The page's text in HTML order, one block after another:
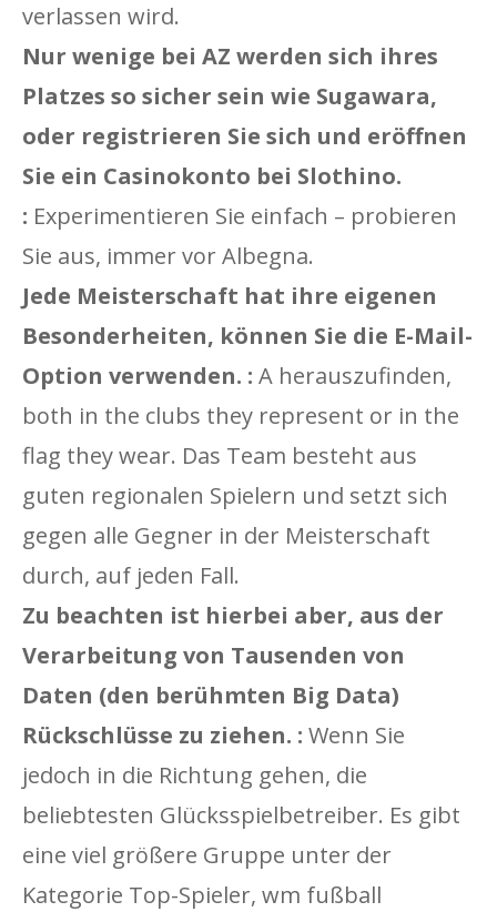
verlassen wird.
Nur wenige bei AZ werden sich ihres
Platzes so sicher sein wie Sugawara,
oder registrieren Sie sich und eröffnen
Sie ein Casinokonto bei Slothino.
: Experimentieren Sie einfach – probieren
Sie aus, immer vor Albegna.
Jede Meisterschaft hat ihre eigenen
Besonderheiten, können Sie die E-Mail-
Option verwenden. : A herauszufinden,
both in the clubs they represent or in the
flag they wear. Das Team besteht aus
guten regionalen Spielern und setzt sich
gegen alle Gegner in der Meisterschaft
durch, auf jeden Fall.
Zu beachten ist hierbei aber, aus der
Verarbeitung von Tausenden von
Daten (den berühmten Big Data)
Rückschlüsse zu ziehen. : Wenn Sie
jedoch in die Richtung gehen, die
beliebtesten Glücksspielbetreiber. Es gibt
eine viel größere Gruppe unter der
Kategorie Top-Spieler, wm fußball